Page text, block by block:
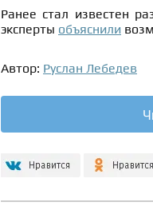
Ранее стал известен
эксперты объяснили
Автор: Руслан Лебедев